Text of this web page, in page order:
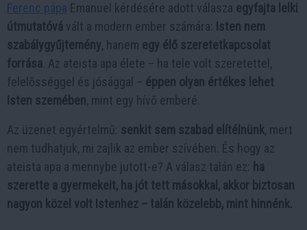
Ferenc pápa Emanuel kérdésére adott válasza egyfajta lelki
útmutatóvá vált a modern ember számára:
Isten nem
szabálygyűjtemény, hanem egy élő szeretetkapcsolat
forrása . Az ateista apa élete – ha tele volt szeretettel,
felelősséggel és jósággal – éppen olyan értékes lehet
Isten szemében, mint egy hívő emberé.
Az üzenet egyértelmű: senkit sem szabad elítélnünk, mert
nem tudhatjuk, mi zajlik az ember szívében. És hogy az
ateista apa a mennybe jutott-e? A válasz talán ez:
ha
szerette a gyermekeit, ha jót tett másokkal, akkor biztosan
nagyon közel volt Istenhez – talán közelebb, mint hinnénk.